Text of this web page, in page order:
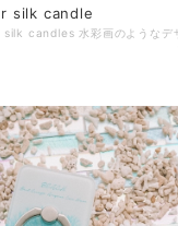
silk candle